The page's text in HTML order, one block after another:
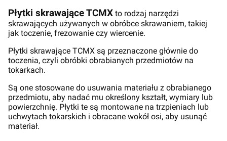
Płytki skrawające TCMX to rodzaj narzędzi
skrawających używanych w obróbce skrawaniem, takiej
jak toczenie, frezowanie czy wiercenie.
Płytki skrawające TCMX są przeznaczone głównie do
toczenia, czyli obróbki obrabianych przedmiotów na
tokarkach.
Są one stosowane do usuwania materiału z obrabianego
przedmiotu, aby nadać mu określony kształt, wymiary lub
powierzchnię. Płytki te są montowane na trzpieniach lub
uchwytach tokarskich i obracane wokół osi, aby usunąć
materiał.